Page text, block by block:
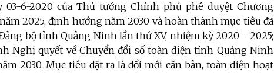
03-6-2020 của Thủ tướng Chính phủ phê duyệt Chương
2025, định hướng năm 2030 và hoàn thành mục tiêu đã
bộ tỉnh Quảng Ninh lần thứ XV, nhiệm kỳ 2020 - 2025;
Nghị quyết về Chuyển đổi số toàn diện tỉnh Quảng Ninh
2030. Mục tiêu đặt ra là đổi mới căn bản, toàn diện hoạt